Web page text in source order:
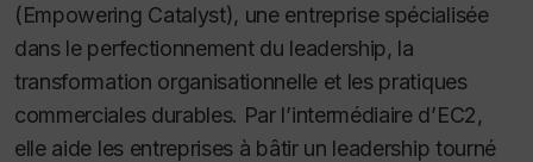
(Empowering Catalyst), une entreprise spécialisée
dans le perfectionnement du leadership, la
transformation organisationnelle et les pratiques
commerciales durables. Par l’intermédiaire d’EC2,
elle aide les entreprises à bâtir un leadership tourné